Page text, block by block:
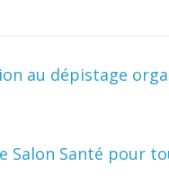
au dépistage
Salon Santé pour